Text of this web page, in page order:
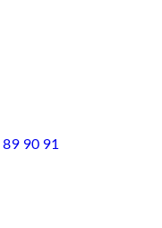
89 90 91